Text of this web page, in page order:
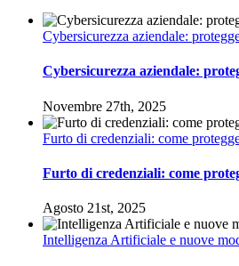
Cybersicurezza aziendale:
Cybersicurezza aziendale:
Novembre 27th, 2025
Furto di credenziali: come
Furto di credenziali: come
Agosto 21st, 2025
Intelligenza Artificiale e nuove